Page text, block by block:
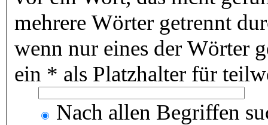
mehrere Wörter getrennt
wenn nur eines der Wörter
ein * als Platzhalter für
Nach allen Begriffen